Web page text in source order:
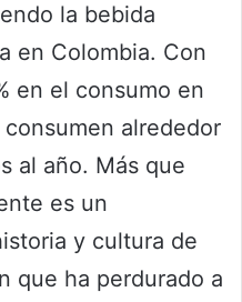
la bebida
en Colombia. Con
en el consumo en
alrededor
al año. Más que
es un
y cultura de
que ha perdurado a